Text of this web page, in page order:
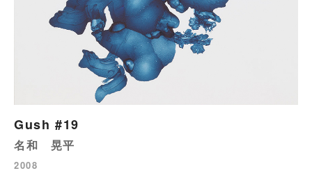
Gush #19
名和 晃平
2008